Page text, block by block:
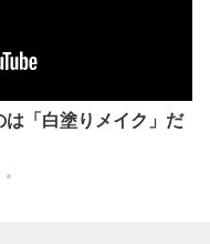
「白塗りメイク」だ